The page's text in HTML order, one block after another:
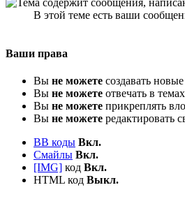
В этой теме есть ваши
Ваши права
Вы не можете создавать
Вы не можете отвечать в темах
Вы не можете прикреплять
Вы не можете редактировать
BB коды Вкл.
Смайлы Вкл.
[IMG] код Вкл.
HTML код Выкл.